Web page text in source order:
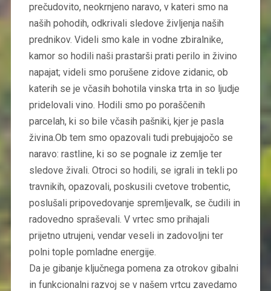
prečudovito, neokrnjeno naravo, v kateri smo na
naših pohodih, odkrivali sledove življenja naših
prednikov. Videli smo kale in vodne zbiralnike,
kamor so hodili naši prastarši prati perilo in živino
napajat; videli smo porušene zidove zidanic, ob
katerih se je včasih bohotila vinska trta in so ljudje
pridelovali vino. Hodili smo po poraščenih
parcelah, ki so bile včasih pašniki, kjer je pasla
živina.Ob tem smo opazovali tudi prebujajočo se
naravo: rastline, ki so se pognale iz zemlje ter
sledove živali. Otroci so hodili, se igrali in tekli po
travnikih, opazovali, poskusili cvetove trobentic,
poslušali pripovedovanje spremljevalk, se čudili in
radovedno spraševali. V vrtec smo prihajali
prijetno utrujeni, vendar veseli in zadovoljni ter
polni tople pomladne energije.
Da je gibanje ključnega pomena za otrokov gibalni
in funkcionalni razvoj se v našem vrtcu zavedamo